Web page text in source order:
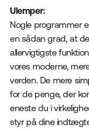
Ulemper:
Nogle programmer
en sådan grad, at
allervigtigste
vores moderne,
verden. De mere
for de penge, der
eneste du i
styr på dine